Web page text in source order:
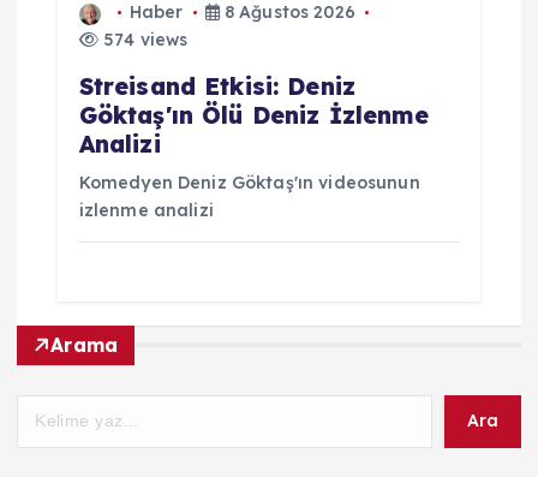
Haber
8 Ağustos 2026
574 views
Streisand Etkisi: Deniz
Göktaş'ın Ölü Deniz İzlenme
Analizi
Komedyen Deniz Göktaş'ın videosunun
izlenme analizi
Arama
Ara